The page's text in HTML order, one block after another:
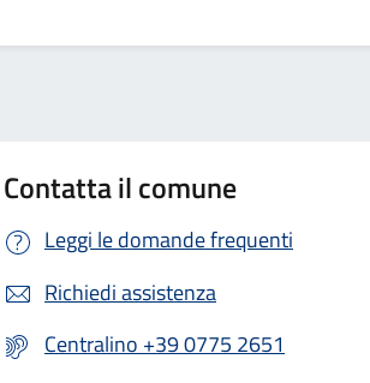
Contatta il comune
Leggi le domande frequenti
Richiedi assistenza
Centralino +39 0775 2651